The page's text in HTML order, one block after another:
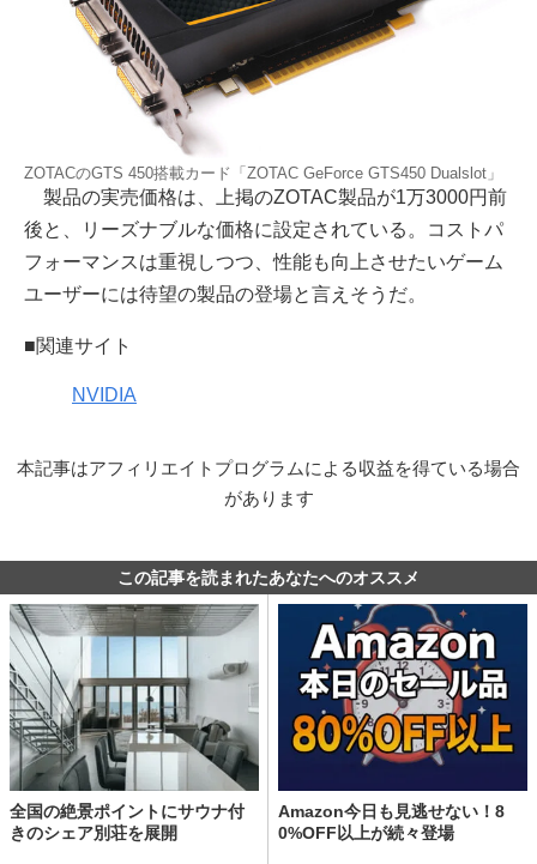
ZOTACのGTS 450搭載カード「ZOTAC GeForce GTS450 Dualslot」
製品の実売価格は、上掲のZOTAC製品が1万3000円前
後と、リーズナブルな価格に設定されている。コストパ
フォーマンスは重視しつつ、性能も向上させたいゲーム
ユーザーには待望の製品の登場と言えそうだ。
■関連サイト
NVIDIA
本記事はアフィリエイトプログラムによる収益を得ている場合
があります
この記事を読まれたあなたへのオススメ
全国の絶景ポイントにサウナ付
きのシェア別荘を展開
Amazon今日も見逃せない！8
0%OFF以上が続々登場